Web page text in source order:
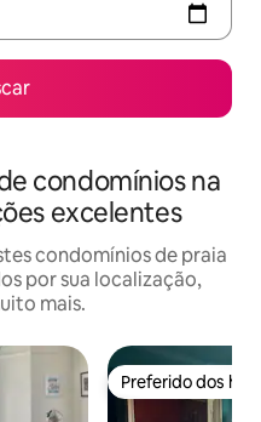
condomínios na
excelentes
condomínios de praia
por sua localização,
mais.
hóspedes Preferido dos
Preferido dos